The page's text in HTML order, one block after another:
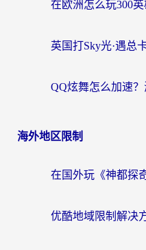
海外地区限制